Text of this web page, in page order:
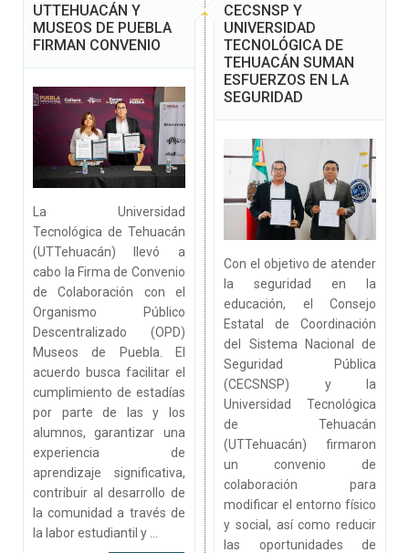
CECSNSP Y
UNIVERSIDAD
TECNOLÓGICA DE
TEHUACÁN SUMAN
ESFUERZOS EN LA
SEGURIDAD
Con el objetivo de atender
la seguridad en la
educación, el Consejo
Estatal de Coordinación
del Sistema Nacional de
Seguridad Pública
(CECSNSP) y la
Universidad Tecnológica
de Tehuacán
(UTTehuacán) firmaron
un convenio de
colaboración para
modificar el entorno físico
y social, así como reducir
las oportunidades de
UTTEHUACÁN Y
MUSEOS DE PUEBLA
FIRMAN CONVENIO
La Universidad
Tecnológica de Tehuacán
(UTTehuacán) llevó a
cabo la Firma de Convenio
de Colaboración con el
Organismo Público
Descentralizado (OPD)
Museos de Puebla. El
acuerdo busca facilitar el
cumplimiento de estadías
por parte de las y los
alumnos, garantizar una
experiencia de
aprendizaje significativa,
contribuir al desarrollo de
la comunidad a través de
la labor estudiantil y ...